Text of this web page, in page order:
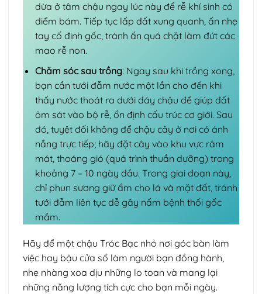
dừa ở tâm chậu ngay lúc này để rễ khí sinh có
điểm bám. Tiếp tục lấp đất xung quanh, ấn nhẹ
tay cố định gốc, tránh ấn quá chặt làm đứt các
mao rễ non.
Chăm sóc sau trồng: Ngay sau khi trồng xong,
bạn cần tưới đẫm nước một lần cho đến khi
thấy nước thoát ra dưới đáy chậu để giúp đất
ôm sát vào bộ rễ, ổn định cấu trúc cơ giới. Sau
đó, tuyệt đối không để chậu cây ở nơi có ánh
nắng trực tiếp; hãy đặt cây vào khu vực râm
mát, thoáng gió (quá trình thuần dưỡng) trong
khoảng 7 – 10 ngày đầu. Trong giai đoạn này,
chỉ phun sương giữ ẩm cho lá và mặt đất, tránh
tưới đẫm liên tục dễ gây nấm bệnh thối gốc
mầm.
Hãy để một chậu Tróc Bạc nhỏ nơi góc bàn làm
việc hay bậu cửa sổ làm người bạn đồng hành,
nhẹ nhàng xoa dịu những lo toan và mang lại
những năng lượng tích cực cho bạn mỗi ngày.